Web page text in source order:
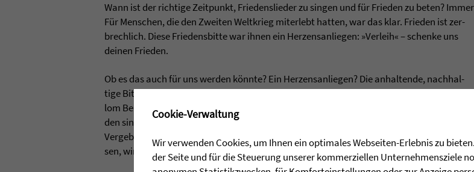
Wann ist der rich­tige Zeit­punkt, Frie­dens­lie­der zu sin­gen und für Frie­den zu beten?
Für Men­schen, die den Zwei­ten Welt­krieg mit­er­lebt hat­ten, war das klar. Frie­den ist zer­
brech­lich. Diese Frie­dens­bitte war ihnen ein Her­zens­an­lie­gen: »Ver­leih« – schenke uns
dei­nen Frie­den.
Ob es das auch für uns wer­den könnte? Ein Her­zens­an­lie­gen? Die anhal­tende, nach­hal­
tige Bitte um Frie­den? Und damit ver­bun­den das tatkräftige Ein­ste­hen für Frie­den? Scha­
lom Ben-Cho­rin beschreibt sie so, die klei­nen Schritte im Mitein­an­der, die damit ver­bun­
den sind: »Wer Frie­den sucht, wird den ande­ren suchen, wird Zuhören ler­nen, wird das
Ver­ge­ben üben, wird das Ver­dam­men auf­ge­ben, wird vor­ge­fasste Mei­nun­gen zurücklas­
sen, wird das Wag­nis ein­ge­hen &hel­lip; wird sel­ber vom Frie­den Got­tes leben.«
Cookie-Verwaltung
Wir verwenden Cookies, um Ihnen ein optimales Webseiten-Erlebnis zu
der Seite und für die Steuerung unserer kommerziellen Unternehmensziele